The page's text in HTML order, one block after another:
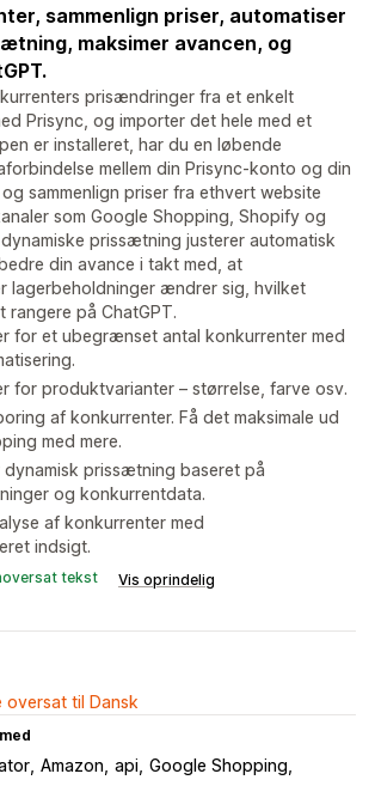
sammenlign priser, automatiser
maksimer avancen, og
prisændringer fra et enkelt
Prisync, og importer det hele med et
er installeret, har du en løbende
mellem din Prisync-konto og din
sammenlign priser fra ethvert website
som Google Shopping, Shopify og
prissætning justerer automatisk
din avance i takt med, at
lagerbeholdninger ændrer sig, hvilket
rangere på ChatGPT.
for et ubegrænset antal konkurrenter med
for produktvarianter – størrelse, farve osv.
af konkurrenter. Få det maksimale ud
med mere.
prissætning baseret på
og konkurrentdata.
af konkurrenter med
indsigt.
tekst Vis oprindelig
oversat til Dansk
Amazon api Google Shopping